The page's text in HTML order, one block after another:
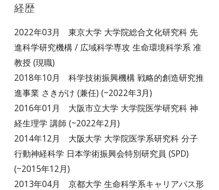
経歴
2022年03月
東京大学 大学院総合文化研究科 先
進科学研究機構 / 広域科学専攻 生命環境科学系 准
教授 (現職)
2018年10月 科学技術振興機構 戦略的創造研究推
進事業 さきがけ (兼任) (~2022年3月)
2016年01月 大阪市立大学 大学院医学研究科 神
経生理学 講師 (~2022年2月)
2014年12月 大阪大学 大学院医学系研究科 分子
行動神経科学 日本学術振興会特別研究員 (SPD)
(~2015年12月)
2013年04月 京都大学 生命科学系キャリアパス形